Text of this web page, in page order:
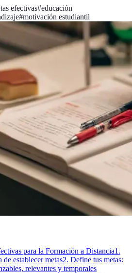
efectivas#educación
#motivación estudiantil
para la Formación a Distancia1.
establecer metas2. Define tus metas:
relevantes y temporales